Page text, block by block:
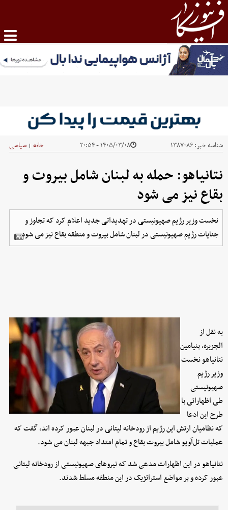
شناسه خبر:۱۳۸۷۰۸۶ ۱۴۰۵/۰۳/۰۸ - ۲۰:۵۴ خانه | سیاسی
نتانیاهو: حمله به لبنان شامل بیروت و
بقاع نیز می شود
نخست وزیر رژیم صهیونیستی در تهدیداتی جدید اعلام کرد که تجاوز و
جنایات رژیم صهیونیستی در لبنان شامل بیروت و منطقه بقاع نیز می شود.
به نقل از
الجزیره، بنیامین
نتانیاهو نخست
وزیر رژیم
صهیونیستی
طی اظهاراتی با
طرح این ادعا
که نظامیان ارتش این رژیم از رودخانه لیتانی در لبنان عبور کرده اند، گفت که
عملیات تل‌آویو شامل بیروت بقاع و تمام امتداد جبهه لبنان می شود.
نتانیاهو در این اظهارات مدعی شد که نیروهای صهیونیستی از رودخانه لیتانی
عبور کرده و بر مواضع استراتژیک در این منطقه مسلط شدند.